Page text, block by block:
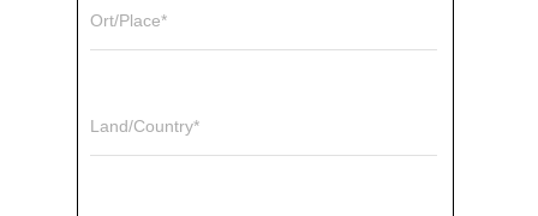
Ort/Place*
Land/Country*